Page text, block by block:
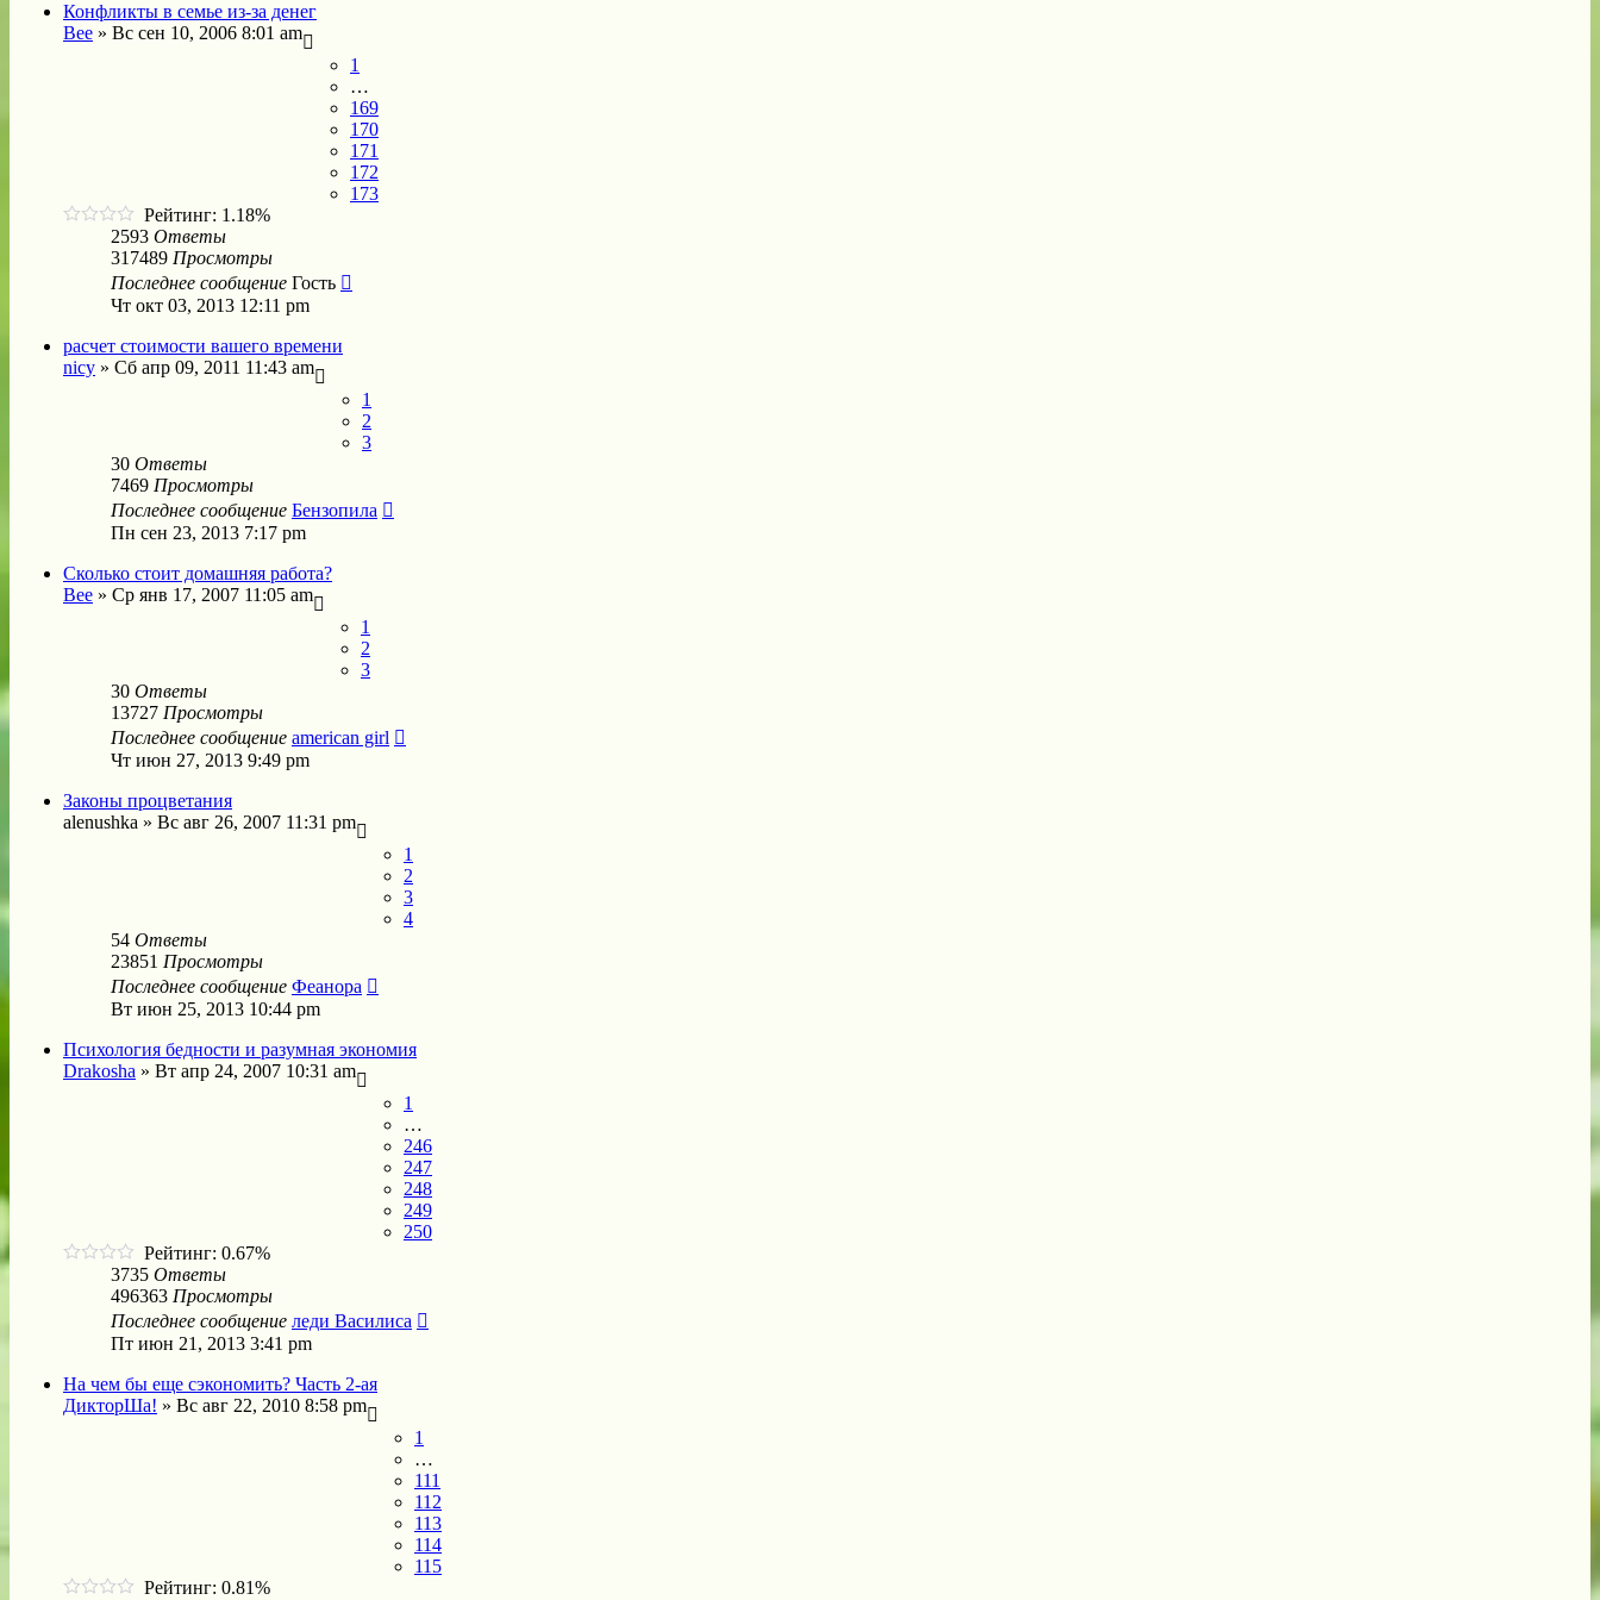
Конфликты в семье из-за денег
Bee » Вс сен 10, 2006 8:01 am
1
…
169
170
171
172
173
Рейтинг: 1.18%
2593 Ответы
317489 Просмотры
Последнее сообщение Гость
Чт окт 03, 2013 12:11 pm
расчет стоимости вашего времени
nicy » Сб апр 09, 2011 11:43 am
1
2
3
30 Ответы
7469 Просмотры
Последнее сообщение Бензопила
Пн сен 23, 2013 7:17 pm
Сколько стоит домашняя работа?
Bee » Ср янв 17, 2007 11:05 am
1
2
3
30 Ответы
13727 Просмотры
Последнее сообщение american girl
Чт июн 27, 2013 9:49 pm
Законы процветания
alenushka » Вс авг 26, 2007 11:31 pm
1
2
3
4
54 Ответы
23851 Просмотры
Последнее сообщение Феанора
Вт июн 25, 2013 10:44 pm
Психология бедности и разумная экономия
Drakosha » Вт апр 24, 2007 10:31 am
1
…
246
247
248
249
250
Рейтинг: 0.67%
3735 Ответы
496363 Просмотры
Последнее сообщение леди Василиса
Пт июн 21, 2013 3:41 pm
На чем бы еще сэкономить? Часть 2-ая
ДикторШа! » Вс авг 22, 2010 8:58 pm
1
…
111
112
113
114
115
Рейтинг: 0.81%